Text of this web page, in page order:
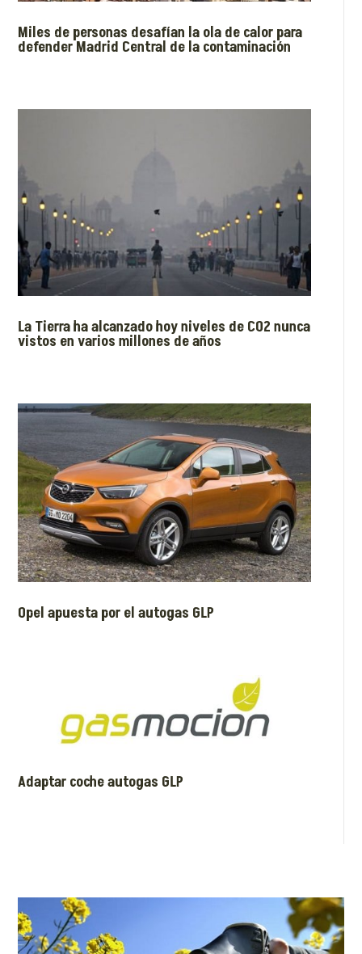
Miles de personas desafían la ola de calor para
defender Madrid Central de la contaminación
La Tierra ha alcanzado hoy niveles de CO2 nunca
vistos en varios millones de años
Opel apuesta por el autogas GLP
Adaptar coche autogas GLP